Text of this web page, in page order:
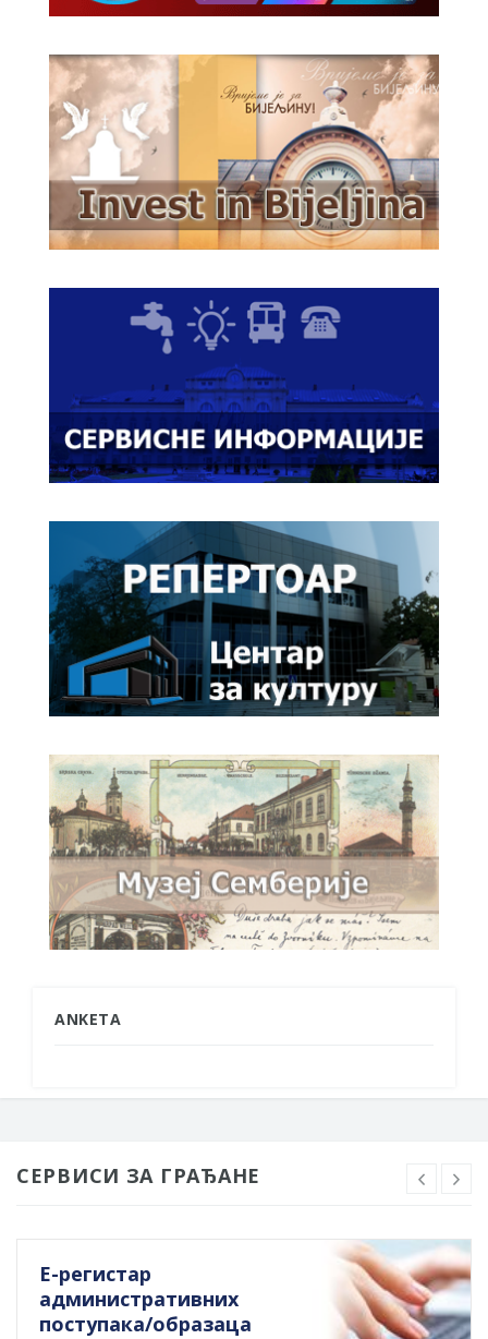
ANKETA
СЕРВИСИ ЗА ГРАЂАНЕ
Е-регистар
административних
поступака/образаца